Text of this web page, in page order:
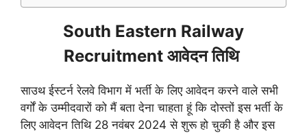
South Eastern Railway
Recruitment आवेदन तिथि
साउथ ईस्टर्न रेलवे विभाग में भर्ती के लिए आवेदन करने वाले सभी
वर्गों के उम्मीदवारों को मैं बता देना चाहता हूं कि दोस्तों इस भर्ती के
लिए आवेदन तिथि 28 नवंबर 2024 से शुरू हो चुकी है और इस